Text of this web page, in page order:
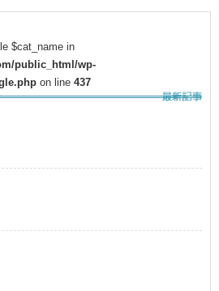
$cat_name in
public_html/wp-
on line 437